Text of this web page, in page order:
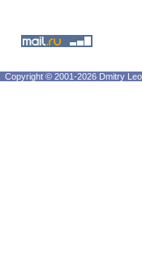
Copyright © 2001-2026 Dmitry